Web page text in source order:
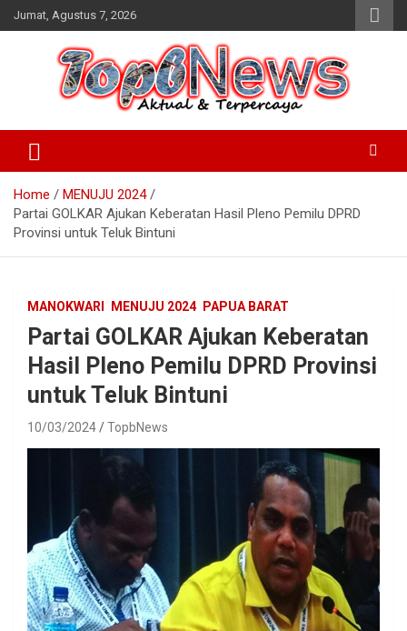
Skip
to
Jumat, Agustus 7, 2026
Home
MENUJU 2024
Partai GOLKAR Ajukan Keberatan Hasil Pleno Pemilu DPRD
Provinsi untuk Teluk Bintuni
MANOKWARI MENUJU 2024 PAPUA BARAT
Partai GOLKAR Ajukan Keberatan
Hasil Pleno Pemilu DPRD Provinsi
untuk Teluk Bintuni
10/03/2024 TopbNews